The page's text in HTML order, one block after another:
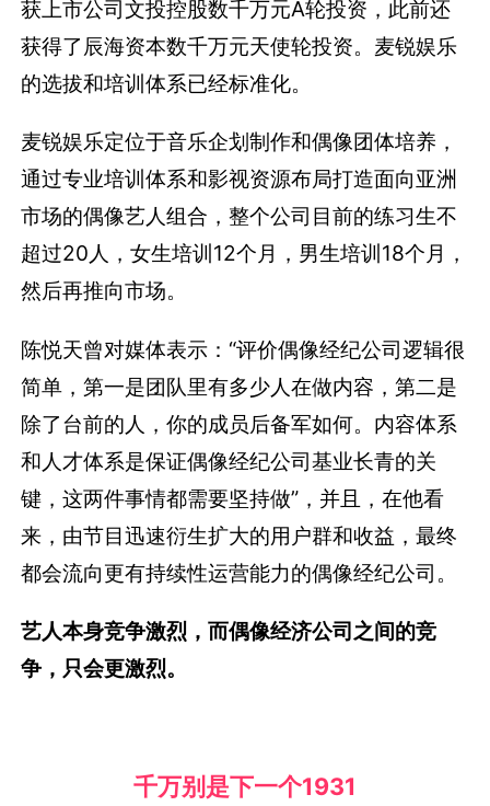
获上市公司文投控股数千万元A轮投资，此前还
获得了辰海资本数千万元天使轮投资。麦锐娱乐
的选拔和培训体系已经标准化。
麦锐娱乐定位于音乐企划制作和偶像团体培养，
通过专业培训体系和影视资源布局打造面向亚洲
市场的偶像艺人组合，整个公司目前的练习生不
超过20人，女生培训12个月，男生培训18个月，
然后再推向市场。
陈悦天曾对媒体表示：“评价偶像经纪公司逻辑很
简单，第一是团队里有多少人在做内容，第二是
除了台前的人，你的成员后备军如何。内容体系
和人才体系是保证偶像经纪公司基业长青的关
键，这两件事情都需要坚持做”，并且，在他看
来，由节目迅速衍生扩大的用户群和收益，最终
都会流向更有持续性运营能力的偶像经纪公司。
艺人本身竞争激烈，而偶像经济公司之间的竞
争，只会更激烈。
千万别是下一个1931